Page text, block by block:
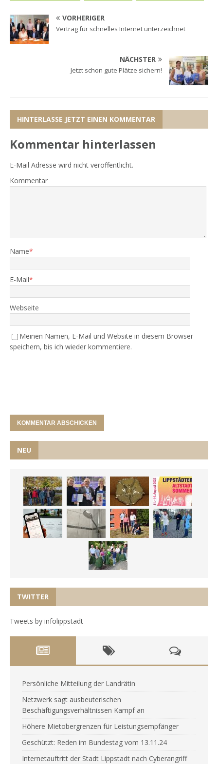
VORHERIGER
Vertrag für schnelles Internet unterzeichnet
NÄCHSTER
Jetzt schon gute Plätze sichern!
HINTERLASSE JETZT EINEN KOMMENTAR
Kommentar hinterlassen
E-Mail Adresse wird nicht veröffentlicht.
Kommentar
Name*
E-Mail*
Webseite
Meinen Namen, E-Mail und Website in diesem Browser
speichern, bis ich wieder kommentiere.
NEU
TWITTER
Tweets by infolippstadt
Persönliche Mitteilung der Landrätin
Netzwerk sagt ausbeuterischen
Beschäftigungsverhältnissen Kampf an
Höhere Mietobergrenzen für Leistungsempfänger
Geschützt: Reden im Bundestag vom 13.11.24
Internetauftritt der Stadt Lippstadt nach Cyberangriff